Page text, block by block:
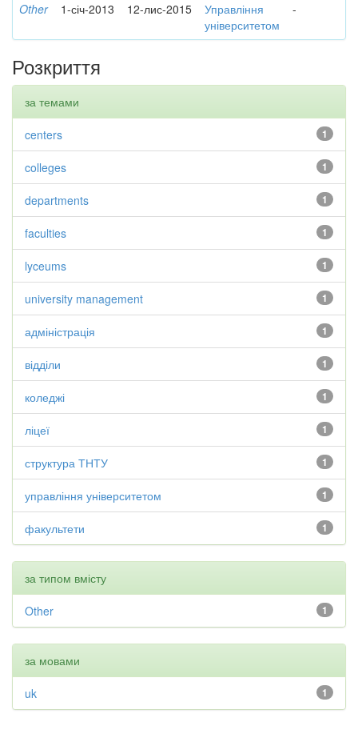
Other 1-січ-2013 12-лис-2015
Управління
університетом
-
Розкриття
за темами
1
centers
1
colleges
1
departments
1
faculties
1
lyceums
1
university management
1
адміністрація
1
відділи
1
коледжі
1
ліцеї
1
структура ТНТУ
1
управління університетом
1
факультети
за типом вмісту
1
Other
за мовами
1
uk